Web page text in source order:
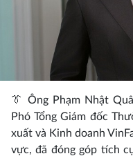
👔 Ông Phạm Nhật
Phó Tổng Giám đốc
xuất và Kinh doanh
vực, đã đóng góp tích